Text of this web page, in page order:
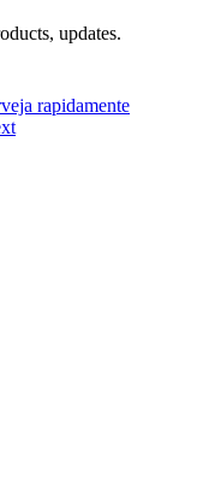
updates.
rapidamente